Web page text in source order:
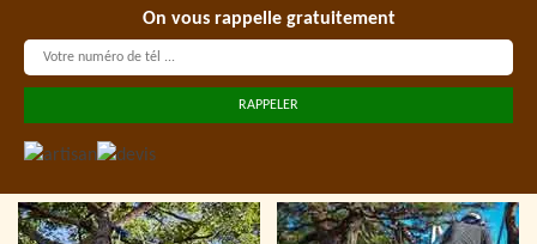
On vous rappelle gratuitement